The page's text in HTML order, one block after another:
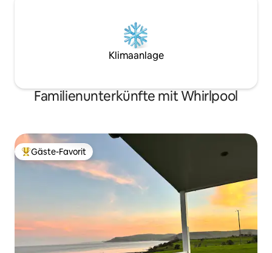
Klimaanlage
Familienunterkünfte mit Whirlpool
Beliebter Gäste-Favorit.
Gäste-Favorit